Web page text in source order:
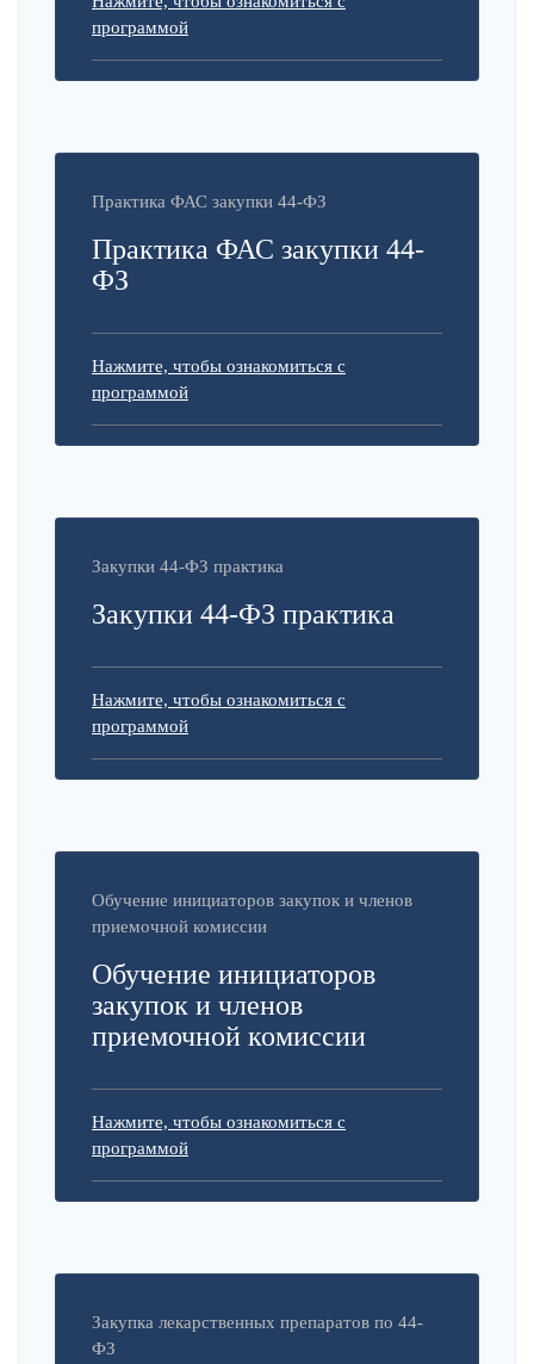
программой
Практика ФАС закупки 44-ФЗ
Практика ФАС закупки 44-
ФЗ
Нажмите, чтобы ознакомиться с
программой
Закупки 44-ФЗ практика
Закупки 44-ФЗ практика
Нажмите, чтобы ознакомиться с
программой
Обучение инициаторов закупок и членов
приемочной комиссии
Обучение инициаторов
закупок и членов
приемочной комиссии
Нажмите, чтобы ознакомиться с
программой
Закупка лекарственных препаратов по 44-
ФЗ